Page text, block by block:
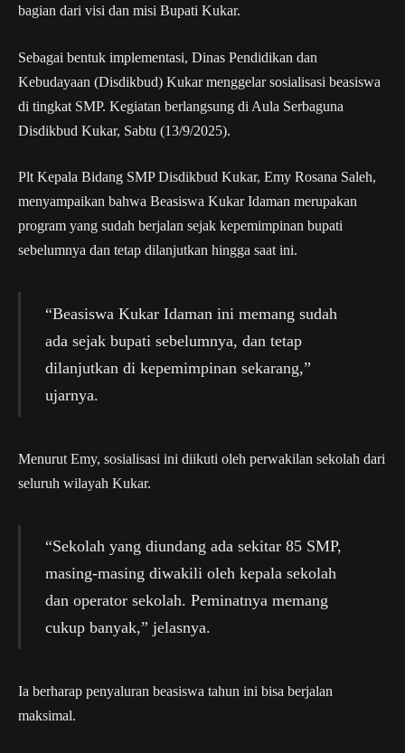
bagian dari visi dan misi Bupati Kukar.
Sebagai bentuk implementasi, Dinas Pendidikan dan
Kebudayaan (Disdikbud) Kukar menggelar sosialisasi beasiswa
di tingkat SMP. Kegiatan berlangsung di Aula Serbaguna
Disdikbud Kukar, Sabtu (13/9/2025).
Plt Kepala Bidang SMP Disdikbud Kukar, Emy Rosana Saleh,
menyampaikan bahwa Beasiswa Kukar Idaman merupakan
program yang sudah berjalan sejak kepemimpinan bupati
sebelumnya dan tetap dilanjutkan hingga saat ini.
“Beasiswa Kukar Idaman ini memang sudah
ada sejak bupati sebelumnya, dan tetap
dilanjutkan di kepemimpinan sekarang,”
ujarnya.
Menurut Emy, sosialisasi ini diikuti oleh perwakilan sekolah dari
seluruh wilayah Kukar.
“Sekolah yang diundang ada sekitar 85 SMP,
masing-masing diwakili oleh kepala sekolah
dan operator sekolah. Peminatnya memang
cukup banyak,” jelasnya.
Ia berharap penyaluran beasiswa tahun ini bisa berjalan
maksimal.